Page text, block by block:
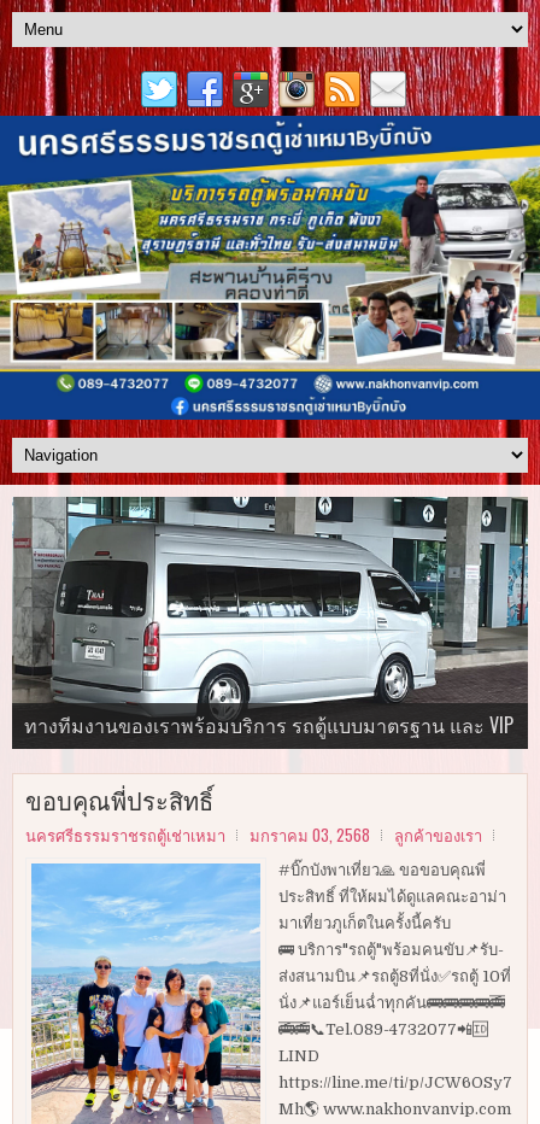
ทีมงานคุณภาพ "นครศรีธรรมราชรถตู้เช่าเหมา"
ทางทีมงานของเราพร้อมบริการ รถตู้แบบมาตรฐาน และ VIP
บริการ"รถตู้"พร้อมคนขับ
นำเที่ยวในจังหวัดนครศรีธรรมราช กระบี่ พังงา ภูเก็ต ตรัง
และทั่วไทย
รับ-ส่งสนามบิน ✅รถตู้10ที่นั่ง ✅รถตู้ 8 ที่นั่ง
รับ-ส่งสนามบิน ✅รถตู้10ที่นั่ง ✅รถตู้ 8 ที่นั่ง
รับ-ส่งสนามบิน ✅รถตู้10ที่นั่ง ✅รถตู้ 8 ที่นั่ง
ขอบคุณพี่ประสิทธิ์
นครศรีธรรมราชรถตู้เช่าเหมา มกราคม 03, 2568 ลูกค้าของเรา
#บิ๊กบังพาเที่ยว🙏 ขอขอบคุณพี่
ประสิทธิ์ ที่ให้ผมได้ดูแลคณะอาม่า
มาเที่ยวภูเก็ตในครั้งนี้ครับ
🚌 บริการ"รถตู้"พร้อมคนขับ📌รับ-
ส่งสนามบิน📌รถตู้8ที่นั่ง✅รถตู้ 10ที่
นั่ง📌แอร์เย็นฉ่ำทุกคัน🚌🚌🚌🚌🚎
🚎🚎📞Tel.089-4732077📲🆔
LIND
https://line.me/ti/p/JCW6OSy7
Mh🌎 www.nakhonvanvip.com